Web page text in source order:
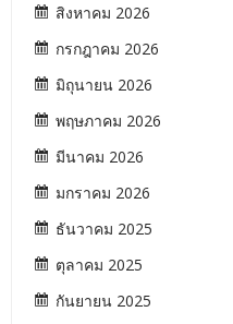
สิงหาคม 2026
กรกฎาคม 2026
มิถุนายน 2026
พฤษภาคม 2026
มีนาคม 2026
มกราคม 2026
ธันวาคม 2025
ตุลาคม 2025
กันยายน 2025